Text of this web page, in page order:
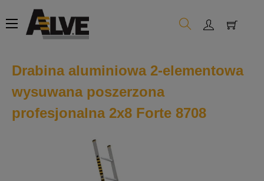
Toggle
navigation
☰
Drabina aluminiowa 2-elementowa
wysuwana poszerzona
profesjonalna 2x8 Forte 8708